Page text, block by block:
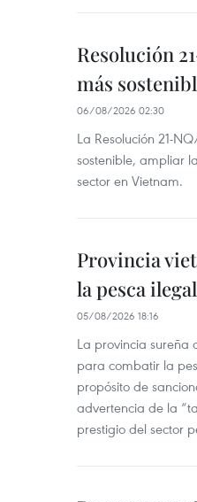
Resolución
más
06/08/2026 02:30
La Resolución 21-
sostenible, ampliar
sector en Vietnam.
Provincia
la pesca ilegal
05/08/2026 18:16
La provincia
para combatir la
propósito de
advertencia de la
prestigio del sector